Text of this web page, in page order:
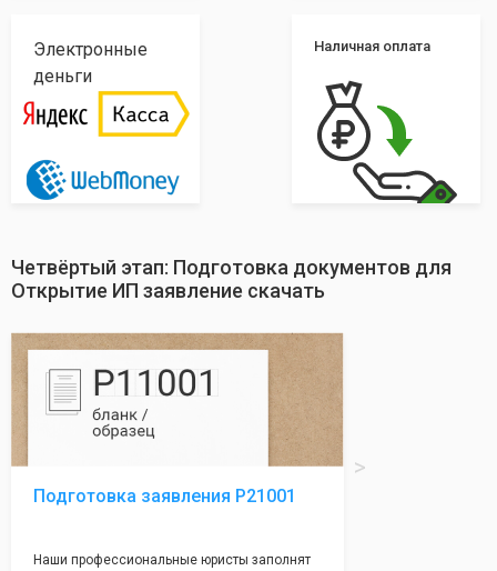
Электронные
деньги
Наличная оплата
Четвёртый этап: Подготовка документов для
Открытие ИП заявление скачать
Подготовка заявления Р21001
Наши профессиональные юристы заполнят